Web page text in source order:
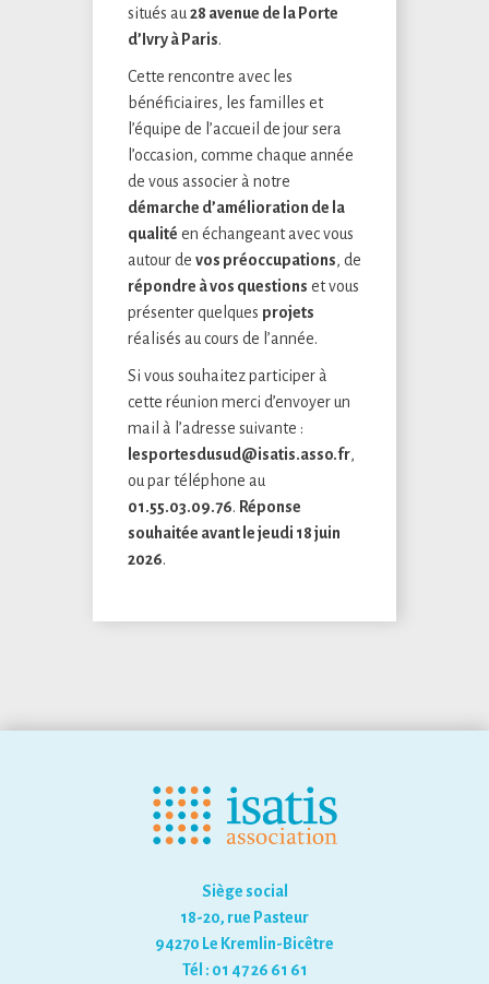
situés au 28 avenue de la Porte
d’Ivry à Paris.
Cette rencontre avec les
bénéficiaires, les familles et
l’équipe de l’accueil de jour sera
l’occasion, comme chaque année
de vous associer à notre
démarche d’amélioration de la
qualité en échangeant avec vous
autour de vos préoccupations, de
répondre à vos questions et vous
présenter quelques projets
réalisés au cours de l’année.
Si vous souhaitez participer à
cette réunion merci d’envoyer un
mail à l’adresse suivante :
lesportesdusud@isatis.asso.fr,
ou par téléphone au
01.55.03.09.76. Réponse
souhaitée avant le jeudi 18 juin
2026.
Siège social
18-20, rue Pasteur
94270 Le Kremlin-Bicêtre
Tél : 01 47 26 61 61